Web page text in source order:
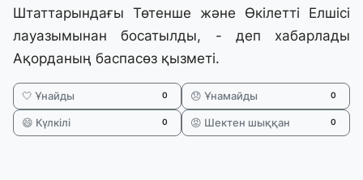
Штаттарындағы Төтенше және Өкілетті Елшісі
лауазымынан босатылды, - деп хабарлады
Ақорданың баспасөз қызметі.
🤍 Ұнайды 0 😞 Ұнамайды 0
😄 Күлкілі 0 😡 Шектен шыққан 0